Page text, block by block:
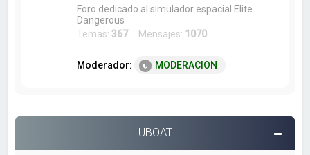
Foro dedicado al simulador espacial Elite
Dangerous
Temas: 367Mensajes: 1070
Moderador: MODERACION
UBOAT